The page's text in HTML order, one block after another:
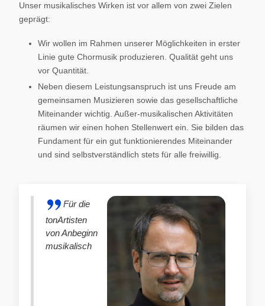
Unser musikalisches Wirken ist vor allem von zwei Zielen
geprägt:
Wir wollen im Rahmen unserer Möglichkeiten in erster
Linie gute Chormusik produzieren. Qualität geht uns
vor Quantität.
Neben diesem Leistungsanspruch ist uns Freude am
gemeinsamen Musizieren sowie das gesellschaftliche
Miteinander wichtig. Außer-musikalischen Aktivitäten
räumen wir einen hohen Stellenwert ein. Sie bilden das
Fundament für ein gut funktionierendes Miteinander
und sind selbstverständlich stets für alle freiwillig.
Für die
tonArtisten
von Anbeginn
musikalisch